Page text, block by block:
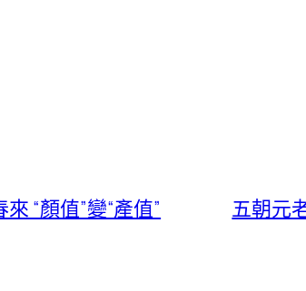
“顏值”變“產值” 五朝元